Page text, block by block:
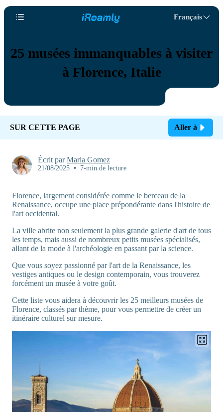
Français
25 musées immanquables à visiter
à Florence, Italie
SUR CETTE PAGE Aller à
Écrit parMaria Gomez
21/08/2025 • 7-min de lecture
Florence, largement considérée comme le berceau de la
Renaissance, occupe une place prépondérante dans l'histoire de
l'art occidental.
La ville abrite non seulement la plus grande galerie d'art de tous
les temps, mais aussi de nombreux petits musées spécialisés,
allant de la mode à l'archéologie en passant par la science.
Que vous soyez passionné par l'art de la Renaissance, les
vestiges antiques ou le design contemporain, vous trouverez
forcément un musée à votre goût.
Cette liste vous aidera à découvrir les 25 meilleurs musées de
Florence, classés par thème, pour vous permettre de créer un
itinéraire culturel sur mesure.